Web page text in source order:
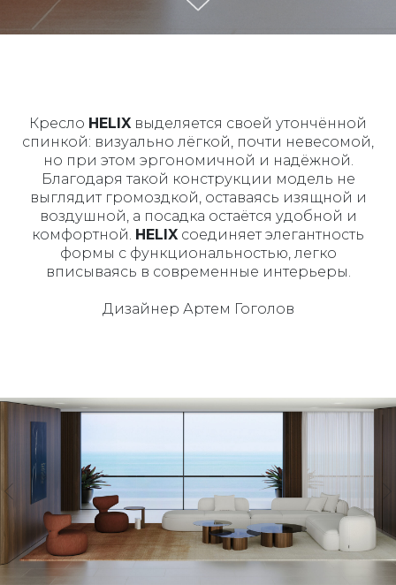
Кресло HELIX выделяется своей утончённой
спинкой: визуально лёгкой, почти невесомой,
но при этом эргономичной и надёжной.
Благодаря такой конструкции модель не
выглядит громоздкой, оставаясь изящной и
воздушной, а посадка остаётся удобной и
комфортной. HELIX соединяет элегантность
формы с функциональностью, легко
вписываясь в современные интерьеры.
Дизайнер Артем Гоголов